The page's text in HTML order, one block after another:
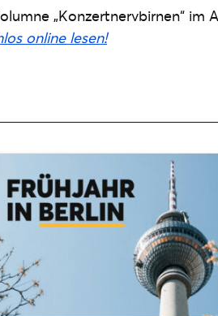
„Konzertnervbirnen“ im
online lesen!